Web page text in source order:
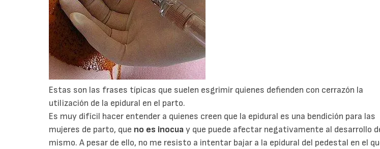
Estas son las frases típicas que suelen esgrimir quienes defienden con cerrazón la
utilización de la epidural en el parto.
Es muy difícil hacer entender a quienes creen que la epidural es una bendición para las
mujeres de parto, que no es inocua y que puede afectar negativamente al desarrollo
mismo. A pesar de ello, no me resisto a intentar bajar a la epidural del pedestal en el